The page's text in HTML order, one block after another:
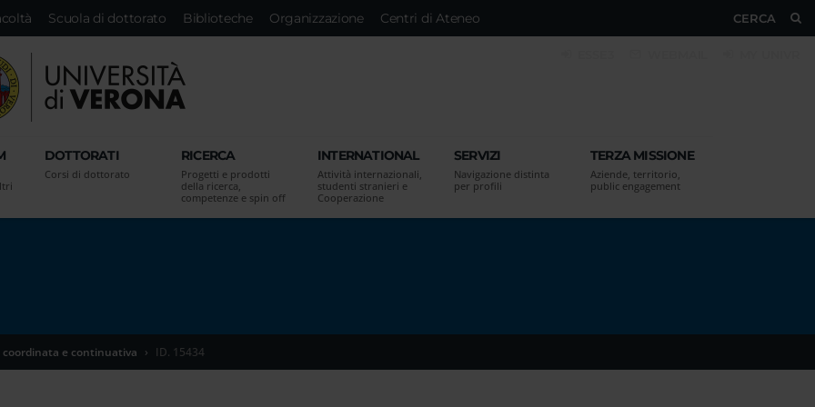
CERCA
Scuola di dottorato Biblioteche Organizzazione Centri di Ateneo
DOTTORATI
Corsi di dottorato
RICERCA
Progetti e prodotti
della ricerca,
competenze e spin off
INTERNATIONAL
Attività internazionali,
studenti stranieri e
Cooperazione
SERVIZI
Navigazione distinta
per profili
TERZA MISSIONE
Aziende, territorio,
public engagement
coordinata e continuativa ID. 15434